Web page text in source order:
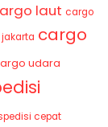
laut cargo
cargo
udara
cepat